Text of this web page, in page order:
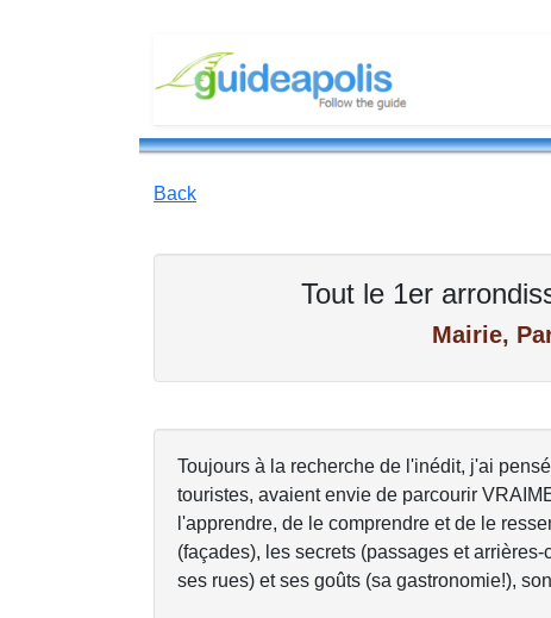
Back
Tout le 1er
Mairie,
Toujours à la recherche de l'inédit, j'ai
touristes, avaient envie de parcourir
l'apprendre, de le comprendre et de le
(façades), les secrets (passages et
ses rues) et ses goûts (sa gastronomie!),